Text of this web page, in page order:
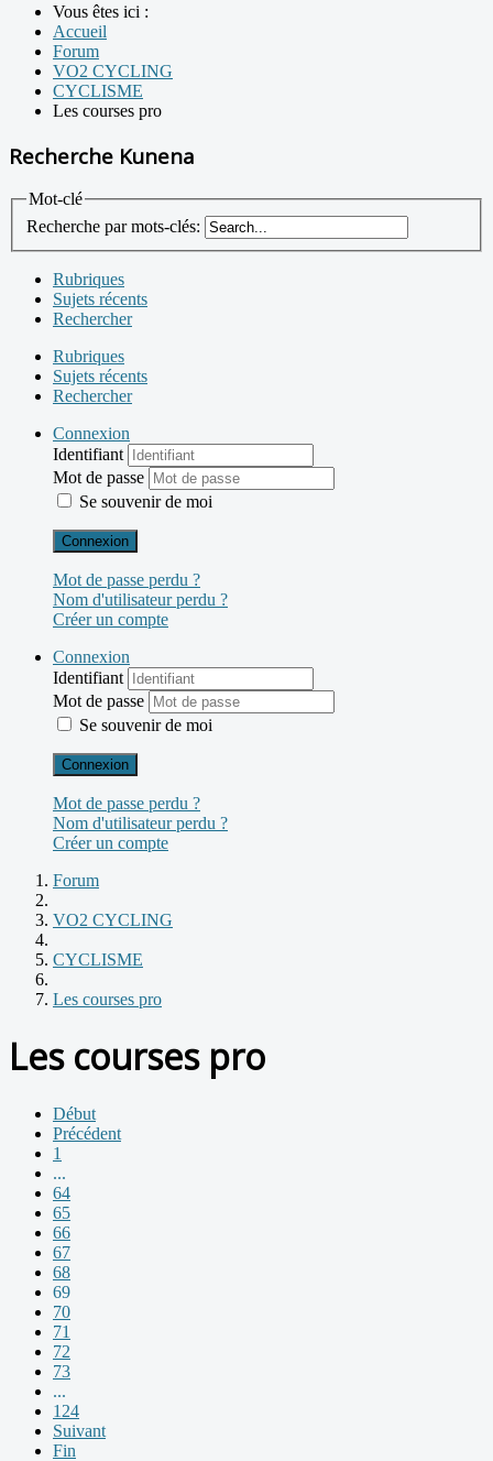
Vous êtes ici :
Accueil
Forum
VO2 CYCLING
CYCLISME
Les courses pro
Recherche Kunena
Mot-clé
Recherche par mots-clés:
Rubriques
Sujets récents
Rechercher
Rubriques
Sujets récents
Rechercher
Connexion
Identifiant
Mot de passe
Se souvenir de moi
Connexion
Mot de passe perdu ?
Nom d'utilisateur perdu ?
Créer un compte
Connexion
Identifiant
Mot de passe
Se souvenir de moi
Connexion
Mot de passe perdu ?
Nom d'utilisateur perdu ?
Créer un compte
Forum
VO2 CYCLING
CYCLISME
Les courses pro
Les courses pro
Début
Précédent
1
...
64
65
66
67
68
69
70
71
72
73
...
124
Suivant
Fin